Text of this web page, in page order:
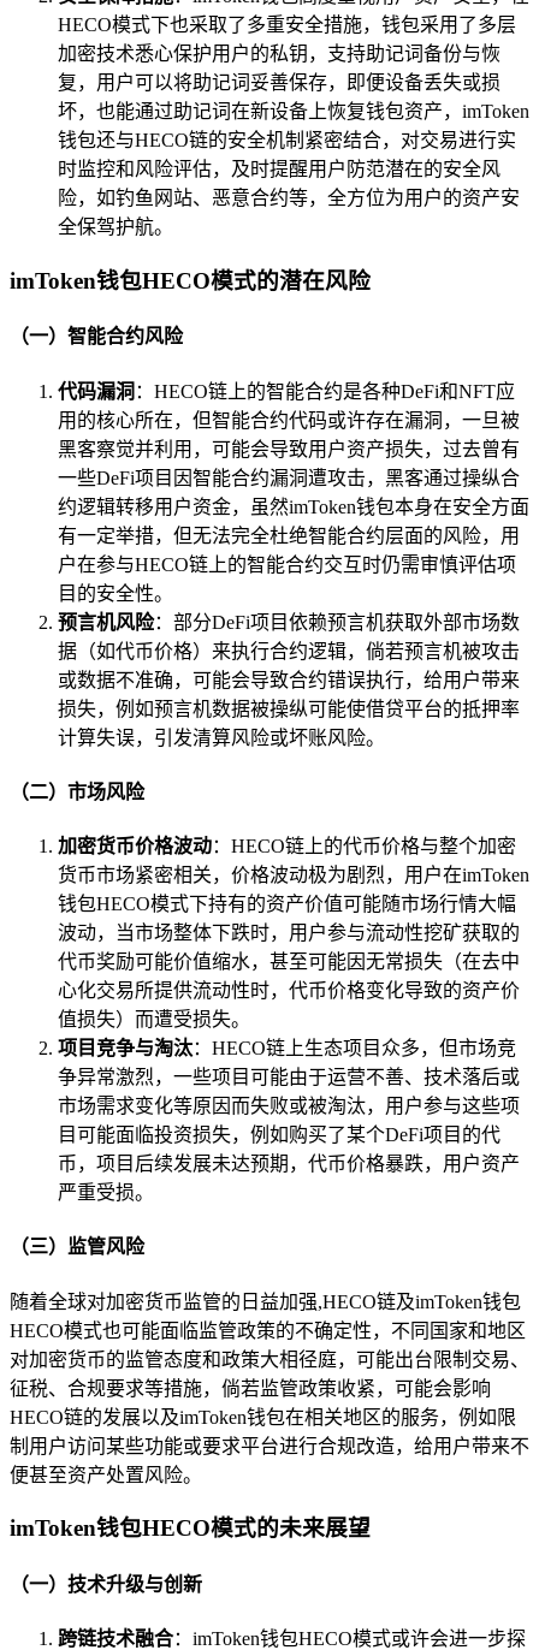
HECO模式下也采取了多重安全措施，钱包采用了多层
加密技术悉心保护用户的私钥，支持助记词备份与恢
复，用户可以将助记词妥善保存，即便设备丢失或损
坏，也能通过助记词在新设备上恢复钱包资产，imToken
钱包还与HECO链的安全机制紧密结合，对交易进行实
时监控和风险评估，及时提醒用户防范潜在的安全风
险，如钓鱼网站、恶意合约等，全方位为用户的资产安
全保驾护航。
imToken钱包HECO模式的潜在风险
（一）智能合约风险
代码漏洞 ：HECO链上的智能合约是各种DeFi和NFT应
用的核心所在，但智能合约代码或许存在漏洞，一旦被
黑客察觉并利用，可能会导致用户资产损失，过去曾有
一些DeFi项目因智能合约漏洞遭攻击，黑客通过操纵合
约逻辑转移用户资金，虽然imToken钱包本身在安全方面
有一定举措，但无法完全杜绝智能合约层面的风险，用
户在参与HECO链上的智能合约交互时仍需审慎评估项
目的安全性。
预言机风险：部分DeFi项目依赖预言机获取外部市场数
据（如代币价格）来执行合约逻辑，倘若预言机被攻击
或数据不准确，可能会导致合约错误执行，给用户带来
损失，例如预言机数据被操纵可能使借贷平台的抵押率
计算失误，引发清算风险或坏账风险。
（二）市场风险
加密货币价格波动：HECO链上的代币价格与整个加密
货币市场紧密相关，价格波动极为剧烈，用户在imToken
钱包HECO模式下持有的资产价值可能随市场行情大幅
波动，当市场整体下跌时，用户参与流动性挖矿获取的
代币奖励可能价值缩水，甚至可能因无常损失（在去中
心化交易所提供流动性时，代币价格变化导致的资产价
值损失）而遭受损失。
项目竞争与淘汰：HECO链上生态项目众多，但市场竞
争异常激烈，一些项目可能由于运营不善、技术落后或
市场需求变化等原因而失败或被淘汰，用户参与这些项
目可能面临投资损失，例如购买了某个DeFi项目的代
币，项目后续发展未达预期，代币价格暴跌，用户资产
严重受损。
（三）监管风险
随着全球对加密货币监管的日益加强,HECO链及imToken钱包
HECO模式也可能面临监管政策的不确定性，不同国家和地区
对加密货币的监管态度和政策大相径庭，可能出台限制交易、
征税、合规要求等措施，倘若监管政策收紧，可能会影响
HECO链的发展以及imToken钱包在相关地区的服务，例如限
制用户访问某些功能或要求平台进行合规改造，给用户带来不
便甚至资产处置风险。
imToken钱包HECO模式的未来展望
（一）技术升级与创新
跨链技术融合：imToken钱包HECO模式或许会进一步探